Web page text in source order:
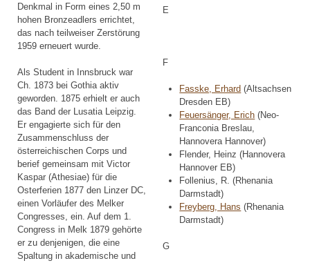
Denkmal in Form eines 2,50 m
hohen Bronzeadlers errichtet,
das nach teilweiser Zerstörung
1959 erneuert wurde.
Als Student in Innsbruck war
Ch. 1873 bei Gothia aktiv
geworden. 1875 erhielt er auch
das Band der Lusatia Leipzig.
Er engagierte sich für den
Zusammenschluss der
österreichischen Corps und
berief gemeinsam mit Victor
Kaspar (Athesiae) für die
Osterferien 1877 den Linzer DC,
einen Vorläufer des Melker
Congresses, ein. Auf dem 1.
Congress in Melk 1879 gehörte
er zu denjenigen, die eine
Spaltung in akademische und
E
F
Fasske, Erhard (Altsachsen
Dresden EB)
Feuersänger, Erich (Neo-
Franconia Breslau,
Hannovera Hannover)
Flender, Heinz (Hannovera
Hannover EB)
Follenius, R. (Rhenania
Darmstadt)
Freyberg, Hans (Rhenania
Darmstadt)
G